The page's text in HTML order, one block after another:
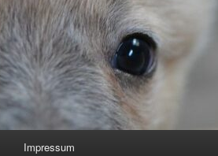
Impressum